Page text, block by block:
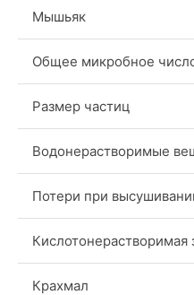
Мышьяк
Общее микробное
Размер частиц
Водонерастворимые
Потери при
Кислотонерастворимая
Крахмал